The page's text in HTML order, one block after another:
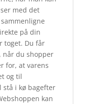
med det
på din
toget. Du får
når du shopper
for, at varens
og til
stå i kø bagefter
kan